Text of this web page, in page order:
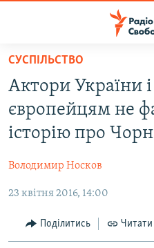
Перейти
основного
матеріалу
Перейти
до
основної
Перейти
пошуку
ВСЕ ЗА ДОБУ
СТАТТІ
ЕКОНОМІКА
СУСПІЛЬСТВО
КУЛЬТУРА
РОСІЙСЬКА «ФІЛЬТРАЦІЯ»
ДОНБАС.РЕАЛІЇ
КРИМ.РЕАЛІЇ
СУСПІЛЬСТВО
Актори України
європейцям не
історію про
Володимир Носков
23 квітня 2016, 14:00
Поділитись Читати